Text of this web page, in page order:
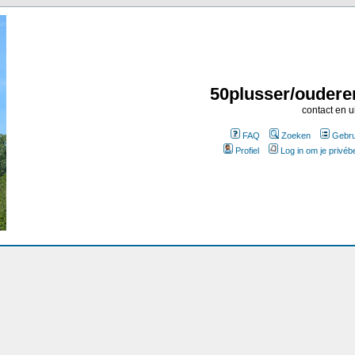
50plusser/
contact en
FAQ Zoeken
Profiel
Log in om je